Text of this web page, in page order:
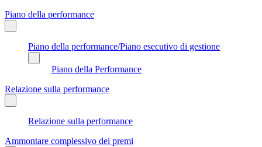
Piano della performance
Piano della performance/Piano esecutivo di gestione
Piano della Performance
Relazione sulla performance
Relazione sulla performance
Ammontare complessivo dei premi